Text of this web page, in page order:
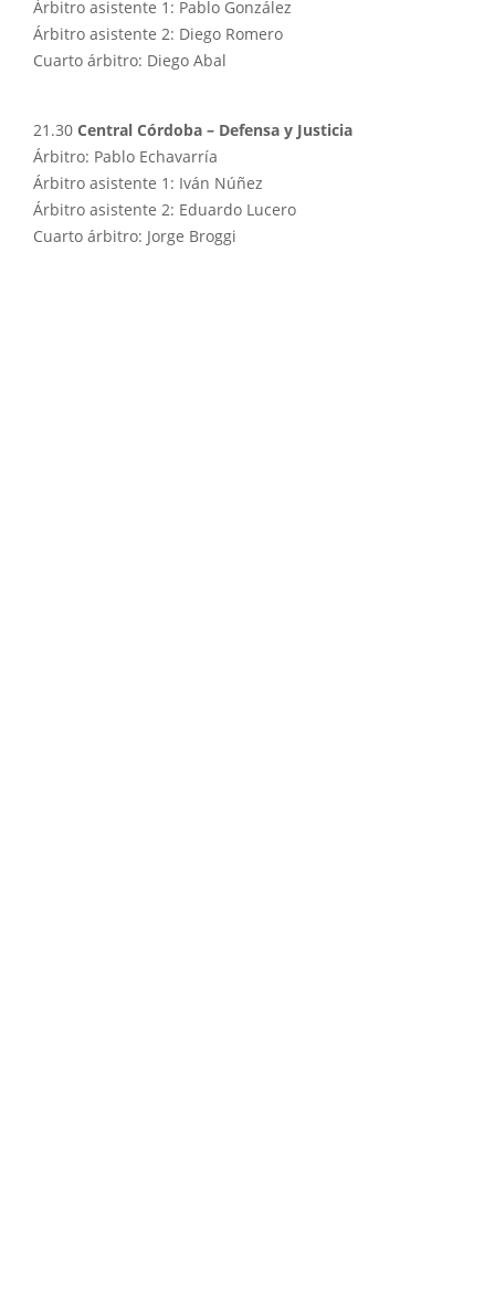
Árbitro asistente 1: Pablo González
Árbitro asistente 2: Diego Romero
Cuarto árbitro: Diego Abal
21.30 Central Córdoba – Defensa y Justicia
Árbitro: Pablo Echavarría
Árbitro asistente 1: Iván Núñez
Árbitro asistente 2: Eduardo Lucero
Cuarto árbitro: Jorge Broggi